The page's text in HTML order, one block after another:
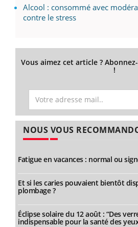
Alcool : consommé avec
contre le stress
Vous aimez cet article ?
!
NOUS VOUS
Fatigue en vacances : normal ou
Et si les caries pouvaient bientôt
plombage ?
Éclipse solaire du 12 août : “Des
indispensable pour la santé des